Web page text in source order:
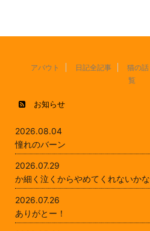
アバウト 日記全記事 猫の話
覧
お知らせ
2026.08.04
憧れのバーン
2026.07.29
か細く泣くからやめてくれないかな
2026.07.26
ありがとー！